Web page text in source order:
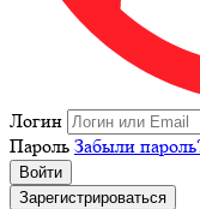
Логин
Пароль Забыли
Войти
Зарегистрироваться